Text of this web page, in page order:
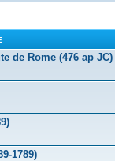
de Rome (476 ap JC)
1789)